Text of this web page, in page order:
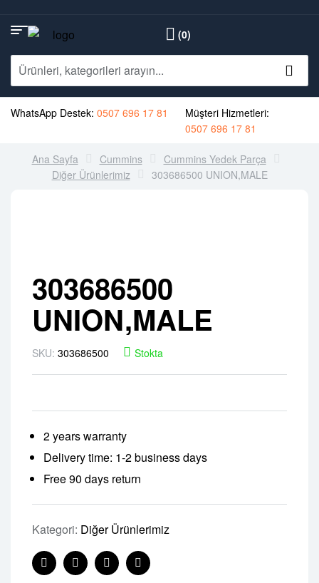
(0)
WhatsApp Destek: 0507 696 17 81
Müşteri Hizmetleri:
0507 696 17 81
Ana Sayfa Cummins
Cummins Yedek Parça
Diğer Ürünlerimiz
303686500 UNION,MALE
303686500
UNION,MALE
SKU: 303686500 Stokta
2 years warranty
Delivery time: 1-2 business days
Free 90 days return
Kategori: Diğer Ürünlerimiz
FacebookTwitterLinkedinPinterest